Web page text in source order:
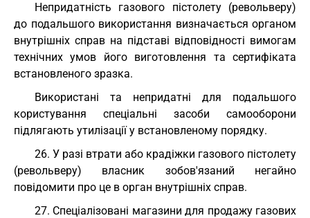
Непридатність газового пістолету (револьверу)
до подальшого використання визначається органом
внутрішніх справ на підставі відповідності вимогам
технічних умов його виготовлення та сертифіката
встановленого зразка.
Використані та непридатні для подальшого
користування спеціальні засоби самооборони
підлягають утилізації у встановленому порядку.
26. У разі втрати або крадіжки газового пістолету
(револьверу) власник зобов'язаний негайно
повідомити про це в орган внутрішніх справ.
27. Спеціалізовані магазини для продажу газових